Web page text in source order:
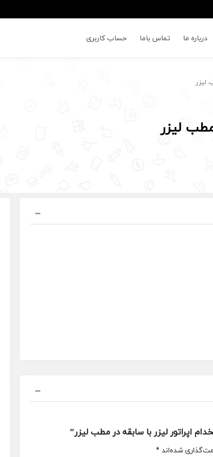
درباره ما تماس باما حساب کاربری
لیزر
مطب لیزر
اپراتور لیزر با سابقه در مطب لیزر”
شده‌اند*